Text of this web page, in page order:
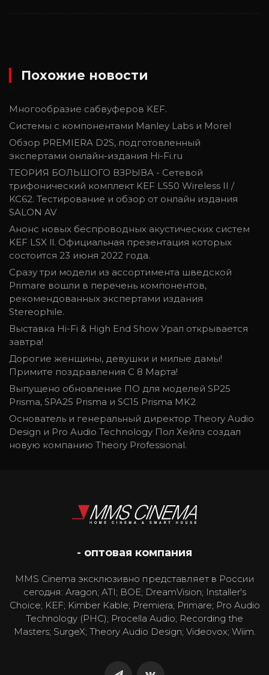
Похожие новости
Многообразие сабвуферов KEF.
Системы с компонентами Manley Labs и Morel
Обзор PREMIERA D2S, подготовленный
экспертами онлайн-издания Hi-Fi.ru
ТЕОРИЯ БОЛЬШОГО ВЗРЫВА - Сетевой
трифонический комплект KEF LS50 Wireless II /
KC62. Тестирование и обзор от онлайн издания
SALON AV
Анонс новых беспроводных акустических систем
KEF LSX ll. Официальная презентация которых
состоится 23 июня 2022 года.
Сразу три модели из ассортимента шведской
Primare вошли в перечень компонентов,
рекомендованных экспертами издания
Stereophile.
Выставка Hi-Fi & High End Show Урал открывается
завтра!
Дорогие женщины, девушки и милые дамы!
Примите поздравления С 8 Марта!
Выпущено обновление ПО для моделей SP25
Prisma, SPA25 Prisma и SC15 Prisma MK2
Основатель и генеральный директор Theory Audio
Design и Pro Audio Technology Пол Хейлз создал
новую компанию Theory Professional.
- оптовая компания
MMS Cinema эксклюзивно представляет в России
сегодня: Aragon; ATI; BOE; DreamVision; Installer's
Choice; KEF; Kimber Kable; Premiera; Primare; Pro Audio
Technology (PHC); Procella Audio; Recording the
Masters; SurgeX; Theory Audio Design; Videovox; Wiim.